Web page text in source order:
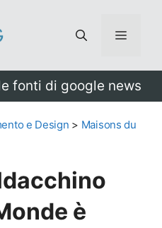
Menu
fonti di google news
e Design > Maisons du
è